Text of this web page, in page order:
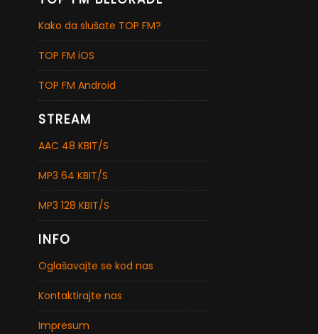
Kako da slušate TOP FM?
TOP FM iOS
TOP FM Android
STREAM
AAC 48 KBIT/S
MP3 64 KBIT/S
MP3 128 KBIT/S
INFO
Oglašavajte se kod nas
Kontaktirajte nas
Impresum